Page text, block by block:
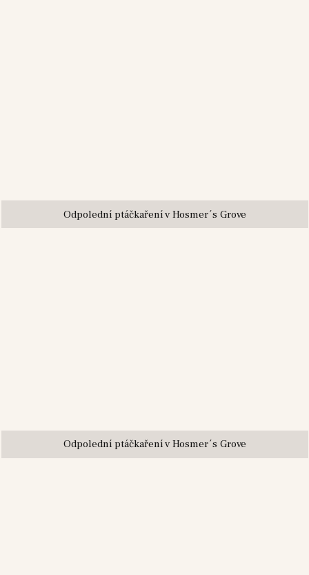
Odpolední ptáčkaření v Hosmer´s Grove
Odpolední ptáčkaření v Hosmer´s Grove